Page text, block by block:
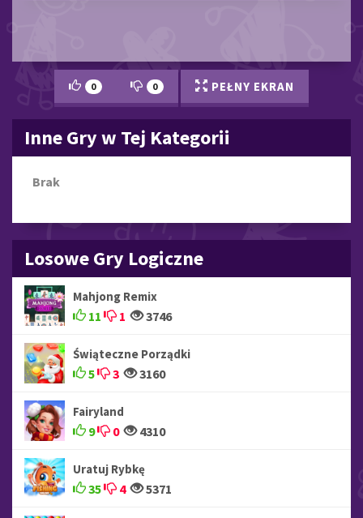
0 0 PEŁNY EKRAN
Inne Gry w Tej Kategorii
Brak
Losowe Gry Logiczne
Mahjong Remix
11 1 3746
Świąteczne Porządki
5 3 3160
Fairyland
9 0 4310
Uratuj Rybkę
35 4 5371